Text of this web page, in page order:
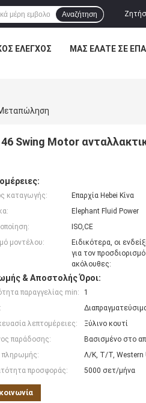
Αναζήτηση
ΈΛΕΓΧΟΣ ΜΑΣ ΕΛΆΤΕ ΣΕ
Μεταπώληση
Swing Motor
καταγωγής:
Επαρχία Hebei Κίνα
Elephant Fluid Power
ISO,CE
μοντέλου:
Ειδικότερα, οι
για τον
ακόλουθες:
& Αποστολής Όροι:
παραγγελίας min:
1
λεπτομέρειες:
Ξύλινο κουτί
παράδοσης:
Βασισμένο στο
πληρωμής:
Λ/Κ, Τ/Τ, Western
προσφοράς:
5000 σετ/μήνα